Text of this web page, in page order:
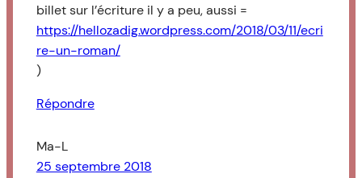
billet sur l’écriture il y a peu, aussi =
https://hellozadig.wordpress.com/2018/03/11/ecri
re-un-roman/
)
Répondre
Ma-L
25 septembre 2018